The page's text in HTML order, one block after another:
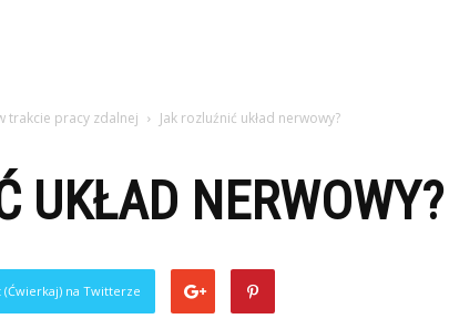
trakcie pracy zdalnej Jak rozluźnić układ nerwowy?
UKŁAD NERWOWY?
(Ćwierkaj) na Twitterze